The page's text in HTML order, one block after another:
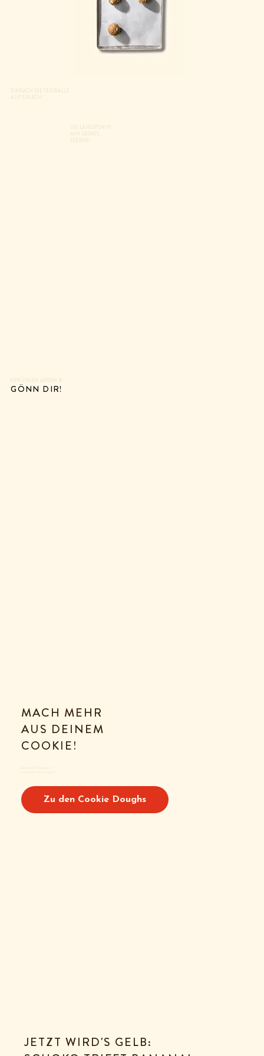
EINFACH DIE TEIGBÄLLE
AUF‘S BLECH:
DIE LÄNGSTEN 15
MIN DEINES
LEBENS!
ABKÜHLEN LASSEN &
GÖNN DIR!
MACH MEHR
AUS DEINEM
COOKIE!
Zu den Cookie Doughs
JETZT WIRD'S GELB: